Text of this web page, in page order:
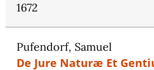
1672
Pufendorf, Samuel
De Jure Naturæ Et